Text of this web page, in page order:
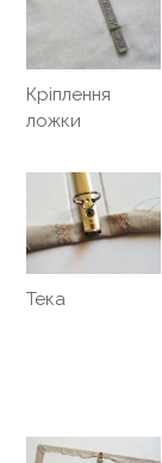
Кріплення
ложки
Тека